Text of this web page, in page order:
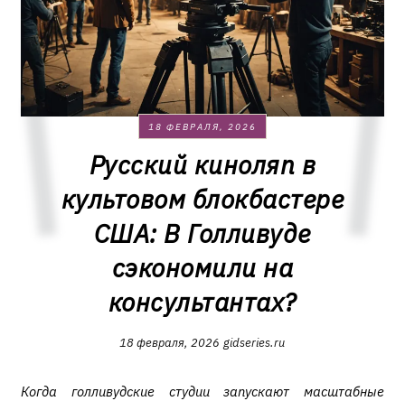
18 ФЕВРАЛЯ, 2026
Русский киноляп в
культовом блокбастере
США: В Голливуде
сэкономили на
консультантах?
18 февраля, 2026 gidseries.ru
Когда голливудские студии запускают масштабные